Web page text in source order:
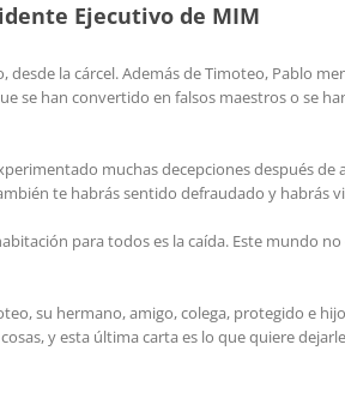
Ejecutivo de MIM
la cárcel. Además de Timoteo, Pablo
se han convertido en falsos maestros o se
muchas decepciones después de
te habrás sentido defraudado y habrás
para todos es la caída. Este mundo
su hermano, amigo, colega, protegido e
y esta última carta es lo que quiere